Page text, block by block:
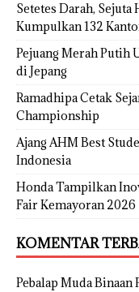
Setetes Darah, Sejuta
Kumpulkan 132
Pejuang Merah Putih
di Jepang
Ramadhipa Cetak
Championship
Ajang AHM Best
Indonesia
Honda Tampilkan
Fair Kemayoran 2026
KOMENTAR
Pebalap Muda